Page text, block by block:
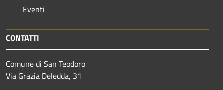
Eventi
CONTATTI
Comune di San Teodoro
Via Grazia Deledda, 31